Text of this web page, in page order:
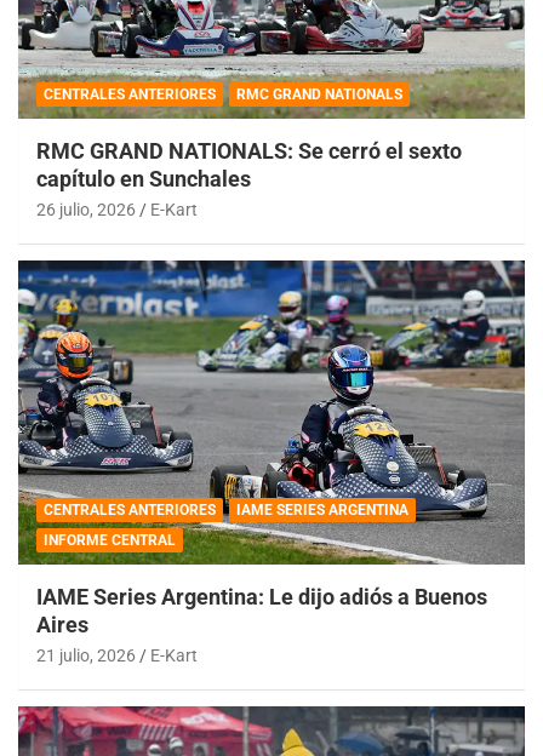
CENTRALES ANTERIORES RMC GRAND NATIONALS
RMC GRAND NATIONALS: Se cerró el sexto
capítulo en Sunchales
26 julio, 2026 E-Kart
CENTRALES ANTERIORES
IAME SERIES ARGENTINA
INFORME CENTRAL
IAME Series Argentina: Le dijo adiós a Buenos
Aires
21 julio, 2026 E-Kart